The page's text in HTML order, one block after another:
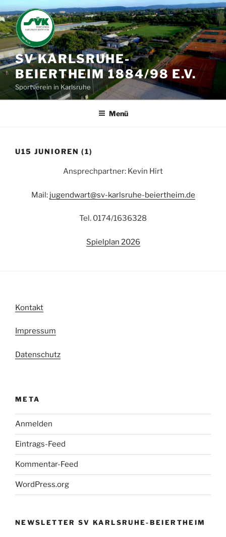
Zum
Inhalt
springen
SV KARLSRUHE-
BEIERTHEIM 1884/98 E.V.
Sportverein in Karlsruhe
Menü
U15 JUNIOREN (1)
Ansprechpartner: Kevin Hirt
Mail: jugendwart@sv-karlsruhe-beiertheim.de
Tel. 0174/1636328
Spielplan 2026
Kontakt
Impressum
Datenschutz
META
Anmelden
Eintrags-Feed
Kommentar-Feed
WordPress.org
NEWSLETTER SV KARLSRUHE-BEIERTHEIM